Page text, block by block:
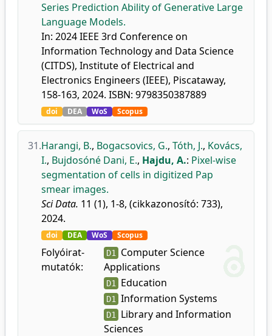
Series Prediction Ability of Generative Large
Language Models.
In: 2024 IEEE 3rd Conference on
Information Technology and Data Science
(CITDS), Institute of Electrical and
Electronics Engineers (IEEE), Piscataway,
158-163, 2024. ISBN: 9798350387889
doi DEA WoS Scopus
31.Harangi, B., Bogacsovics, G., Tóth, J., Kovács,
I., Bujdosóné Dani, E., Hajdu, A.: Pixel-wise
segmentation of cells in digitized Pap
smear images.
Sci Data. 11 (1), 1-8, (cikkazonosító: 733),
2024.
doi DEA WoS Scopus
Folyóirat-
mutatók:
D1
Computer Science
Applications
D1 Education
D1 Information Systems
D1
Library and Information
Sciences